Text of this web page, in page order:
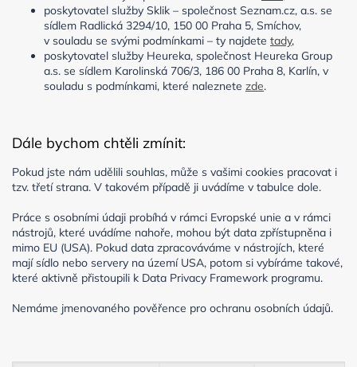
poskytovatel služby Sklik – společnost Seznam.cz, a.s. se
sídlem Radlická 3294/10, 150 00 Praha 5, Smíchov,
v souladu se svými podmínkami – ty najdete tady,
poskytovatel služby Heureka, společnost Heureka Group
a.s. se sídlem Karolinská 706/3, 186 00 Praha 8, Karlín, v
souladu s podmínkami, které naleznete zde.
Dále bychom chtěli zmínit:
Pokud jste nám udělili souhlas, může s vašimi cookies pracovat i
tzv. třetí strana. V takovém případě ji uvádíme v tabulce dole.
Práce s osobními údaji probíhá v rámci Evropské unie a v rámci
nástrojů, které uvádíme nahoře, mohou být data zpřístupněna i
mimo EU (USA). Pokud data zpracováváme v nástrojích, které
mají sídlo nebo servery na území USA, potom si vybíráme takové,
které aktivně přistoupili k Data Privacy Framework programu.
Nemáme jmenovaného pověřence pro ochranu osobních údajů.